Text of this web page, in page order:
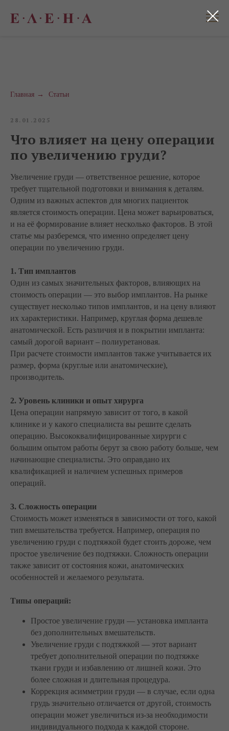
Главная → Статьи
28.01.2025
Что влияет на цену операции
по увеличению груди?
Увеличение груди — ответственное решение, которое
требует тщательной подготовки и внимания к деталям.
Одним из важных аспектов для многих пациенток
является стоимость операции. Цена может варьироваться,
и на её формирование влияет несколько факторов. В этой
статье мы разберемся, что именно определяет цену
операции по увеличению груди.
1. Тип имплантов
Один из самых значительных факторов, влияющих на
стоимость операции — это выбор имплантов. На рынке
существует несколько типов имплантов, и на цену влияют
их характеристики. Например, круглая форма дешевле
анатомической. Есть различия и в покрытии импланта:
самый дорогой вариант – полиуретановая.
При расчете стоимости имплантов также учитывается их
размер, форма (круглые или анатомические),
производитель.
2. Уровень клиники и опыт хирурга
Цена операции напрямую зависит от того, в какой
клинике и у какого специалиста вы решите сделать
операцию. Высококвалифицированные хирурги с
большим опытом работы берут за свою работу больше, чем
начинающие специалисты. Это оправдано их
квалификацией и наличием успешных примеров
операций.
3. Сложность операции
Стоимость может изменяться в зависимости от того, какой
тип вмешательства требуется. Например, операция по
увеличению груди с подтяжкой будет стоить дороже, чем
простое увеличение без подтяжки. Сложность операции
также зависит от состояния кожи, анатомических
особенностей и желаемого результата.
Типы операций:
Простое увеличение груди — установка импланта
без дополнительных вмешательств.
Увеличение груди с подтяжкой — этот вариант
требует дополнительной операции по подтяжке
ткани груди и избавлению от лишней кожи. Это
более сложная и длительная процедура.
Коррекция асимметрии груди — в случае, если одна
грудь значительно отличается от другой, стоимость
операции может увеличиться из-за необходимости
индивидуального подхода к каждой стороне.